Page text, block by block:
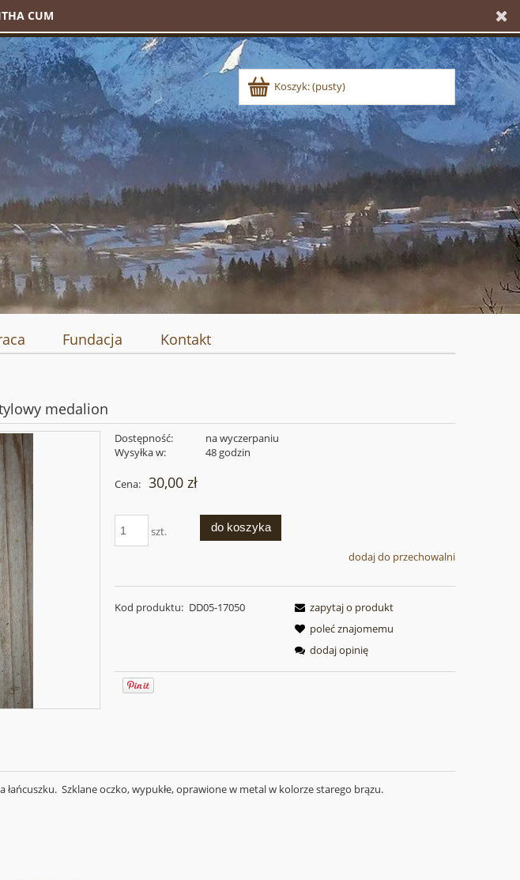
CUM
Koszyk:(pusty)
Fundacja Kontakt
medalion
Dostępność:
na wyczerpaniu
Wysyłka w:
48 godzin
Cena: 30,00 zł
szt. do koszyka
dodaj do przechowalni
Kod produktu: DD05-17050
zapytaj o produkt
poleć znajomemu
dodaj opinię
łańcuszku. Szklane oczko, wypukłe, oprawione w metal w kolorze starego brązu.